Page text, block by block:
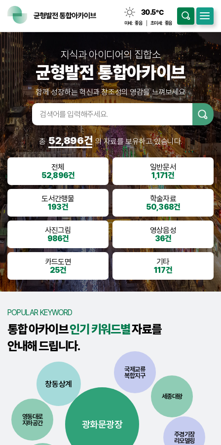
30.5℃
맑음
미세: 좋음 초미세: 좋음
지식과 아이디어의 집합소
균형발전 통합아카이브
함께 성장하는 혁신과 창조성의 영감을 느껴보세요
검색어입
력
총52,896건 의 자료를 보유하고 있습니다.
전체
52,896건
일반문서
1,171건
도서간행물
193건
학술자료
50,368건
사진그림
986건
영상음성
36건
카드도면
25건
기타
117건
POPULAR KEYWORD
통합 아카이브인기 키워드별자료를
안내해 드립니다.
영동대로
지하공간
주경기장
리모델링
창동상계
광화문광장
국제교류
복합지구
세종대왕